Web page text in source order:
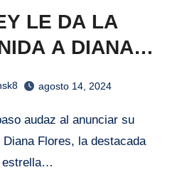
LE DA LA
A DIANA
agosto 14, 2024
Flores, la destacada
estrella…